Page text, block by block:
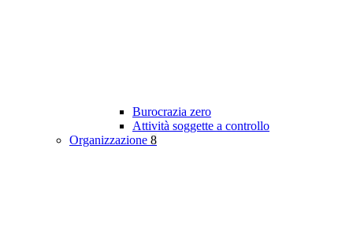
Burocrazia zero
Attività soggette a controllo
Organizzazione 8